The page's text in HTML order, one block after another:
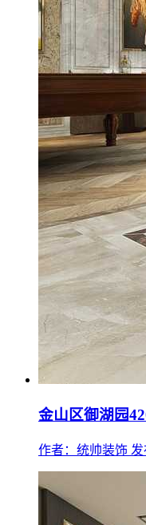
金山区御湖园
作者：统帅装饰 发